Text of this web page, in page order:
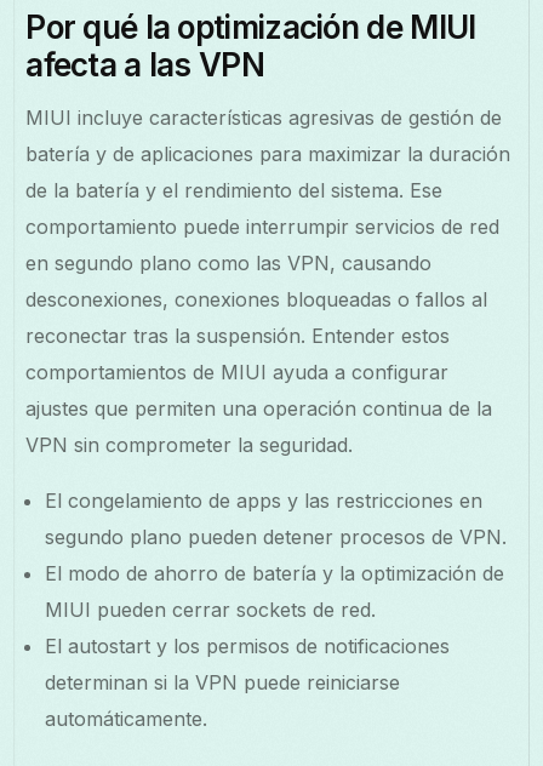
Por qué la optimización de MIUI
afecta a las VPN
MIUI incluye características agresivas de gestión de
batería y de aplicaciones para maximizar la duración
de la batería y el rendimiento del sistema. Ese
comportamiento puede interrumpir servicios de red
en segundo plano como las VPN, causando
desconexiones, conexiones bloqueadas o fallos al
reconectar tras la suspensión. Entender estos
comportamientos de MIUI ayuda a configurar
ajustes que permiten una operación continua de la
VPN sin comprometer la seguridad.
El congelamiento de apps y las restricciones en
segundo plano pueden detener procesos de VPN.
El modo de ahorro de batería y la optimización de
MIUI pueden cerrar sockets de red.
El autostart y los permisos de notificaciones
determinan si la VPN puede reiniciarse
automáticamente.